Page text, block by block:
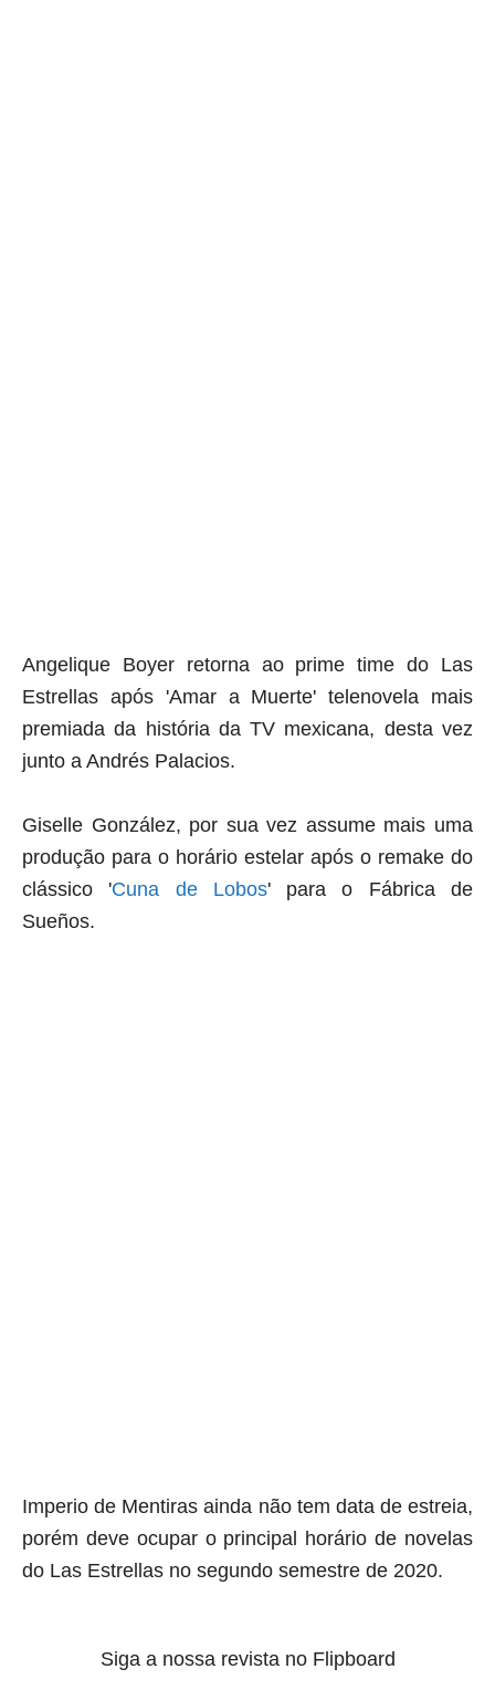
Angelique Boyer retorna ao prime time do Las
Estrellas após 'Amar a Muerte' telenovela mais
premiada da história da TV mexicana, desta vez
junto a Andrés Palacios.
Giselle González, por sua vez assume mais uma
produção para o horário estelar após o remake do
clássico 'Cuna de Lobos' para o Fábrica de
Sueños.
Imperio de Mentiras ainda não tem data de estreia,
porém deve ocupar o principal horário de novelas
do Las Estrellas no segundo semestre de 2020.
Siga a nossa revista no Flipboard